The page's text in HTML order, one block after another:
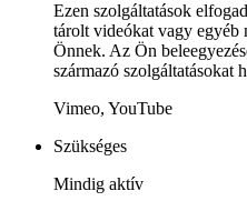
Ezen szolgáltatások
tárolt videókat vagy egyéb
Önnek. Az Ön
származó szolgáltatásokat
Vimeo, YouTube
Szükséges
Mindig aktív